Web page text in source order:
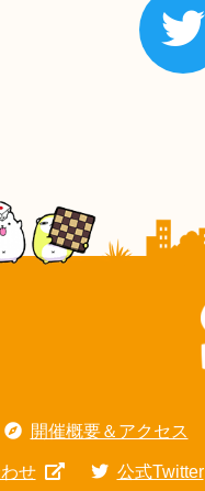
開催概要＆アクセス
せ 公式Twitter